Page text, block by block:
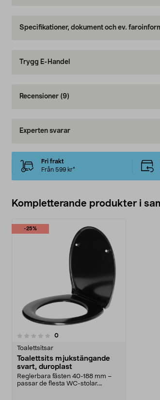
Specifikationer, dokument och ev.
Trygg E-Handel
Recensioner (9)
Experten svarar
Fri frakt
Från 599 kr*
Kompletterande produkter i
-25%
0recensioner
Toalettsitsar
Toalettsits mjukstängande
svart, duroplast
Reglerbara fästen 40-188 mm –
passar de flesta WC-stolar.